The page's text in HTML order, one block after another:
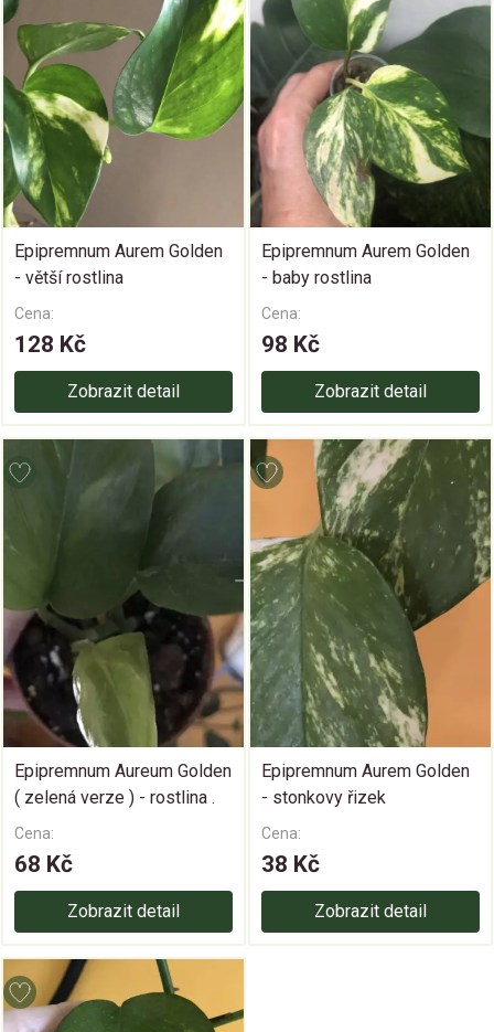
Epipremnum Aurem Golden
- větší rostlina
Cena:
128 Kč
Zobrazit detail
Epipremnum Aurem Golden
- baby rostlina
Cena:
98 Kč
Zobrazit detail
Epipremnum Aureum Golden
( zelená verze ) - rostlina .
Cena:
68 Kč
Zobrazit detail
Epipremnum Aurem Golden
- stonkovy řizek
Cena:
38 Kč
Zobrazit detail